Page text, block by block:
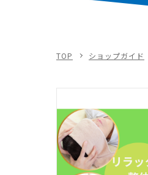
TOP ショップガイド